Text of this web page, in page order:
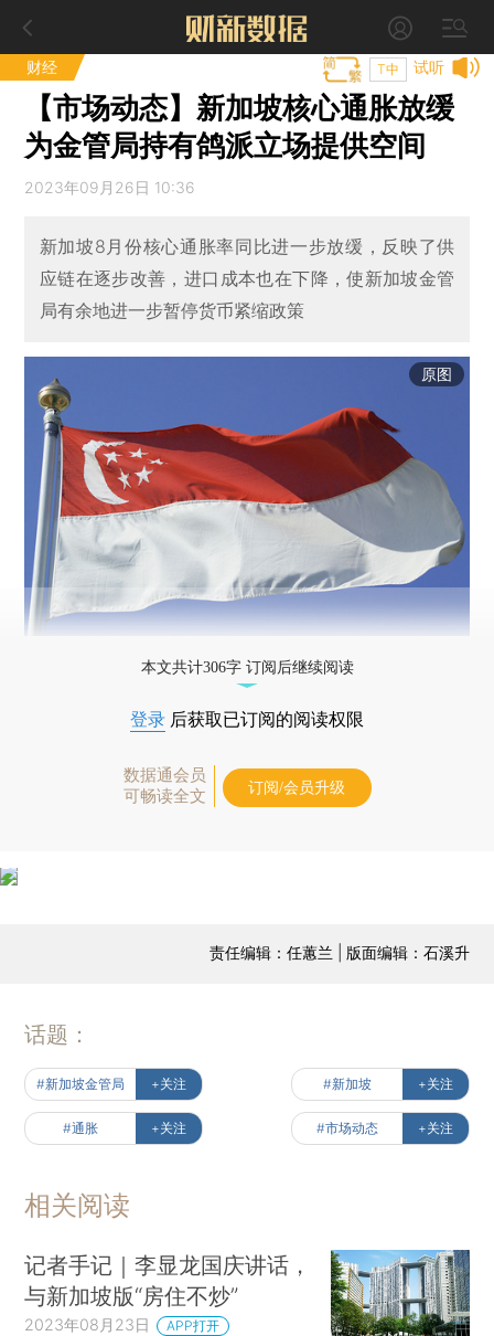
财经 试听
T中
【市场动态】新加坡核心通胀放缓
为金管局持有鸽派立场提供空间
2023年09月26日 10:36
新加坡8月份核心通胀率同比进一步放缓，反映了供
应链在逐步改善，进口成本也在下降，使新加坡金管
局有余地进一步暂停货币紧缩政策
原图
本文共计306字 订阅后继续阅读
登录 后获取已订阅的阅读权限
数据通会员
可畅读全文
订阅/会员升级
责任编辑：任蕙兰 | 版面编辑：石溪升
话题：
#新加坡金管局 +关注 #新加坡 +关注
#通胀 +关注 #市场动态 +关注
相关阅读
记者手记｜李显龙国庆讲话，
与新加坡版“房住不炒”
2023年08月23日 APP打开